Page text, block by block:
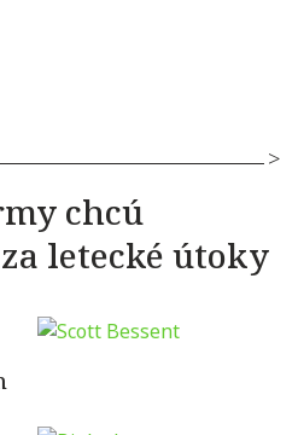
chcú
letecké útoky